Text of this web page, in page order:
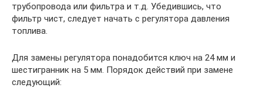
трубопровода или фильтра и т.д. Убедившись, что
фильтр чист, следует начать с регулятора давления
топлива.
Для замены регулятора понадобится ключ на 24 мм и
шестигранник на 5 мм. Порядок действий при замене
следующий: